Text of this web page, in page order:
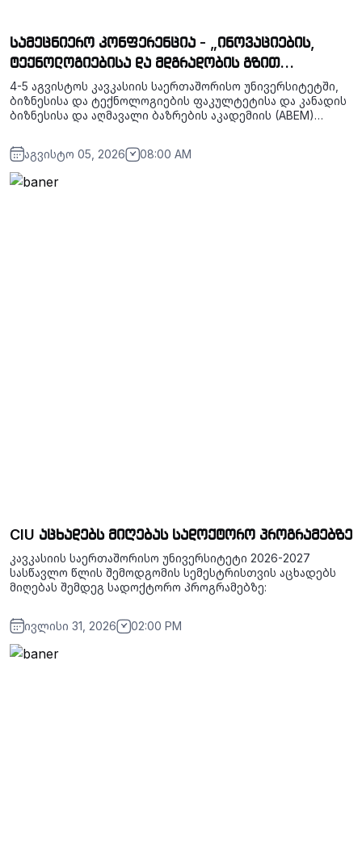
სამეცნიერო კონფერენცია - „ინოვაციების,
ტექნოლოგიებისა და მდგრადობის გზით
აღმავალი ბაზრების პოტენციალის წარმოჩენა“
4-5 აგვისტოს კავკასიის საერთაშორისო უნივერსიტეტში,
ბიზნესისა და ტექნოლოგიების ფაკულტეტისა და კანადის
ბიზნესისა და აღმავალი ბაზრების აკადემიის (ABEM)
კონფერენცია - „ინოვაციების, ტექნოლოგიებისა და
მდგრადობის გზით აღმავალი ბაზრების პოტენციალის
წარმოჩენა“ გაიმართა.
აგვისტო 05, 2026 08:00 AM
CIU აცხადებს მიღებას სადოქტორო პროგრამებზე
კავკასიის საერთაშორისო უნივერსიტეტი 2026-2027
სასწავლო წლის შემოდგომის სემესტრისთვის აცხადებს
მიღებას შემდეგ სადოქტორო პროგრამებზე:
ივლისი 31, 2026 02:00 PM